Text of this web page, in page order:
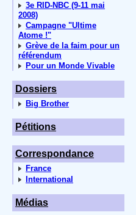
3e RID-NBC (9-11 mai
2008)
Campagne "Ultime
Atome !"
Grève de la faim pour un
référendum
Pour un Monde Vivable
Dossiers
Big Brother
Pétitions
Correspondance
France
International
Médias